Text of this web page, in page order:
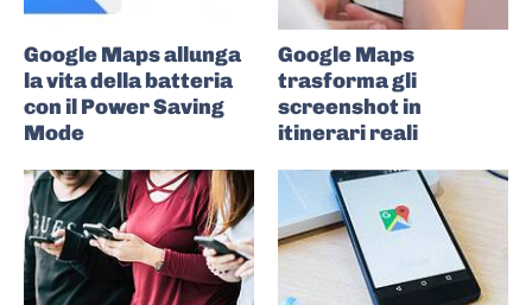
Google Maps allunga
la vita della batteria
con il Power Saving
Mode
Google Maps
trasforma gli
screenshot in
itinerari reali